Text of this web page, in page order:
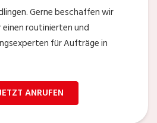
Gerne beschaffen wir
einen routinierten und
für Aufträge in
ANRUFEN